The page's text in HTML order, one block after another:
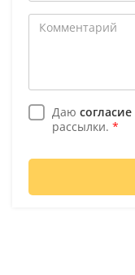
Даю согласие
рассылки. *